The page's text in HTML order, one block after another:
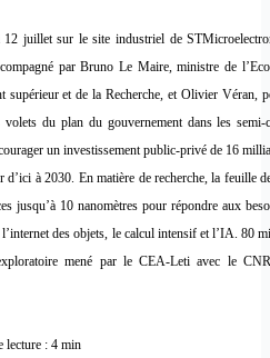
12 juillet sur le site industriel de
par Bruno Le Maire, ministre de
supérieur et de la Recherche, et Olivier Véran,
du plan du gouvernement dans les semi-
un investissement public-privé de 16
d’ici à 2030. En matière de recherche, la feuille
jusqu’à 10 nanomètres pour répondre aux
des objets, le calcul intensif et l’IA. 80
mené par le CEA-Leti avec le
lecture : 4 min